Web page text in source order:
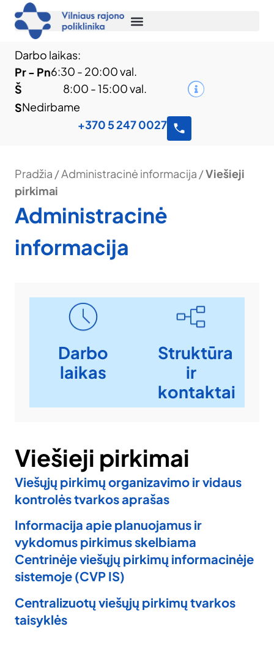
Darbo laikas:
Pr - Pn6:30 - 20:00 val.
Š
8:00 - 15:00 val.
SNedirbame
+370 5 247 0027
Pradžia /Administracinė informacija /Viešieji
pirkimai
Administracinė
informacija
Darbo
laikas
Struktūra
ir
kontaktai
Viešieji pirkimai
Viešųjų pirkimų organizavimo ir vidaus
kontrolės tvarkos aprašas
Informacija apie planuojamus ir
vykdomus pirkimus skelbiama
Centrinėje viešųjų pirkimų informacinėje
sistemoje (CVP IS)
Centralizuotų viešųjų pirkimų tvarkos
taisyklės